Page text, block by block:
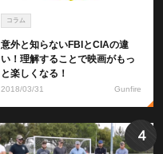
コラム
意外と知らないFBIとCIAの違
い！理解することで映画がもっ
と楽しくなる！
2018/03/31 Gunfire
4